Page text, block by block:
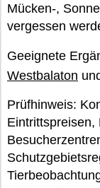
Mücken-,
vergessen
Geeignete
Westbalaton
Prüfhinweis:
Eintrittspreisen,